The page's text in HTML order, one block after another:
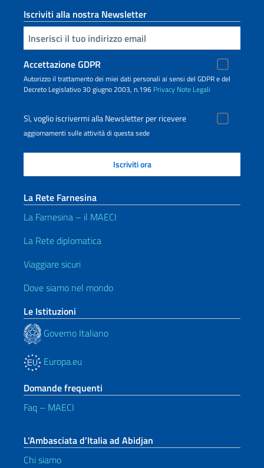
Iscriviti alla nostra Newsletter
Inserisci la tua email
Accettazione GDPR
Autorizzo il trattamento dei miei dati personali ai sensi del GDPR e del
Decreto Legislativo 30 giugno 2003, n.196 Privacy Note Legali
Sì, voglio iscrivermi alla Newsletter per ricevere
aggiornamenti sulle attività di questa sede
La Rete Farnesina
La Farnesina – il MAECI
La Rete diplomatica
Viaggiare sicuri
Dove siamo nel mondo
Le Istituzioni
Governo Italiano
Europa.eu
Domande frequenti
Faq – MAECI
L’Ambasciata d’Italia ad Abidjan
Chi siamo